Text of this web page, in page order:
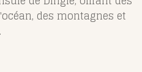
des montagnes et